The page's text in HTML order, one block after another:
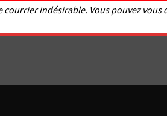
ce serait dommage – mais
courrier indésirable. Vous pouvez